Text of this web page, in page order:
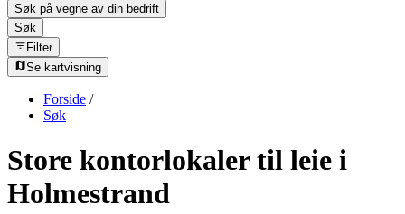
Søk på vegne av din bedrift
Søk
Filter
Se kartvisning
Forside /
Søk
Store kontorlokaler til leie i
Holmestrand